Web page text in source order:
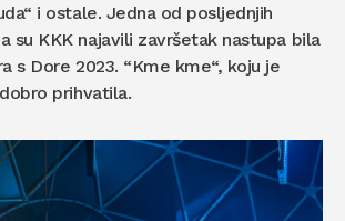
i ostale. Jedna od posljednjih
su KKK najavili završetak nastupa bila
s Dore 2023. “Kme kme“, koju je
prihvatila.